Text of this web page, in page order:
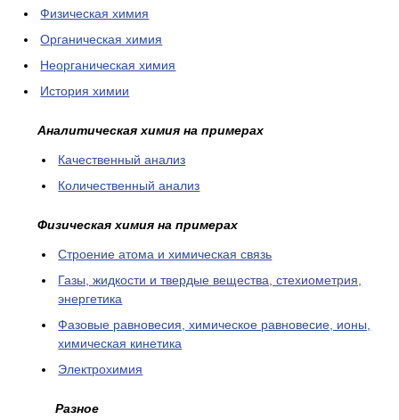
Физическая химия
Органическая химия
Неорганическая химия
История химии
Аналитическая химия на примерах
Качественный анализ
Количественный анализ
Физическая химия на примерах
Cтроение атома и химическая связь
Газы, жидкости и твердые вещества, стехиометрия,
энергетика
Фазовые равновесия, химическое равновесие, ионы,
химическая кинетика
Электрохимия
Разное